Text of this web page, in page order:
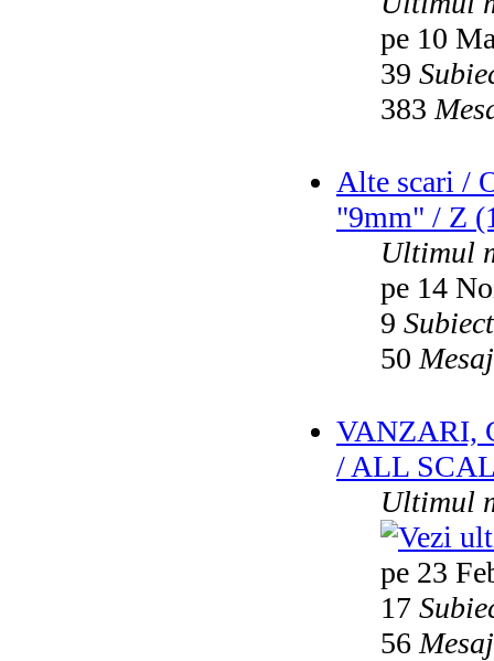
pe 10
39
383
Alte scari /
"9mm" / Z
Ultimul
pe 14
9
50
VANZARI,
/ ALL
Ultimul
pe 23
17
56